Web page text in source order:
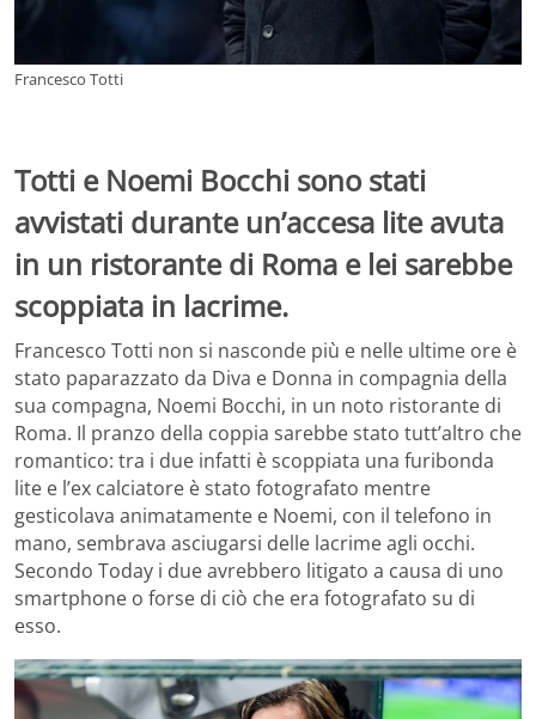
Francesco Totti
Totti e Noemi Bocchi sono stati
avvistati durante un’accesa lite avuta
in un ristorante di Roma e lei sarebbe
scoppiata in lacrime.
Francesco Totti non si nasconde più e nelle ultime ore è
stato paparazzato da Diva e Donna in compagnia della
sua compagna, Noemi Bocchi, in un noto ristorante di
Roma. Il pranzo della coppia sarebbe stato tutt’altro che
romantico: tra i due infatti è scoppiata una furibonda
lite e l’ex calciatore è stato fotografato mentre
gesticolava animatamente e Noemi, con il telefono in
mano, sembrava asciugarsi delle lacrime agli occhi.
Secondo Today i due avrebbero litigato a causa di uno
smartphone o forse di ciò che era fotografato su di
esso.